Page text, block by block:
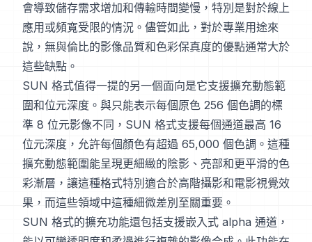
會導致儲存需求增加和傳輸時間變慢，特別是對於線上
應用或頻寬受限的情況。儘管如此，對於專業用途來
說，無與倫比的影像品質和色彩保真度的優點通常大於
這些缺點。
SUN 格式值得一提的另一個面向是它支援擴充動態範
圍和位元深度。與只能表示每個原色 256 個色調的標
準 8 位元影像不同，SUN 格式支援每個通道最高 16
位元深度，允許每個顏色有超過 65,000 個色調。這種
擴充動態範圍能呈現更細緻的陰影、亮部和更平滑的色
彩漸層，讓這種格式特別適合於高階攝影和電影視覺效
果，而這些領域中這種細微差別至關重要。
SUN 格式的擴充功能還包括支援嵌入式 alpha 通道，